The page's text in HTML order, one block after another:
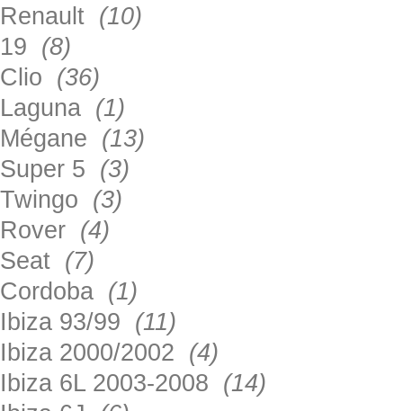
Renault (10)
19 (8)
Clio (36)
Laguna (1)
Mégane (13)
Super 5 (3)
Twingo (3)
Rover (4)
Seat (7)
Cordoba (1)
Ibiza 93/99 (11)
Ibiza 2000/2002 (4)
Ibiza 6L 2003-2008 (14)